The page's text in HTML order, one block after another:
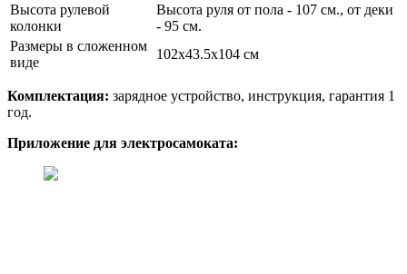
Высота рулевой
колонки
Высота руля от пола - 107 см., от деки
- 95 см.
Размеры в сложенном
виде
102x43.5x104 см
Комплектация: зарядное устройство, инструкция, гарантия 1
год.
Приложение для электросамоката: